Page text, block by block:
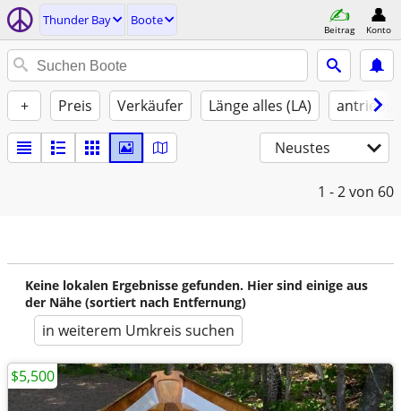
Thunder Bay Boote
Beitrag Konto
+ Preis Verkäufer Länge alles (LA)
Neustes
1 - 2von 60
Keine lokalen Ergebnisse gefunden. Hier sind einige aus
der Nähe (sortiert nach Entfernung)
in weiterem Umkreis suchen
$5,500